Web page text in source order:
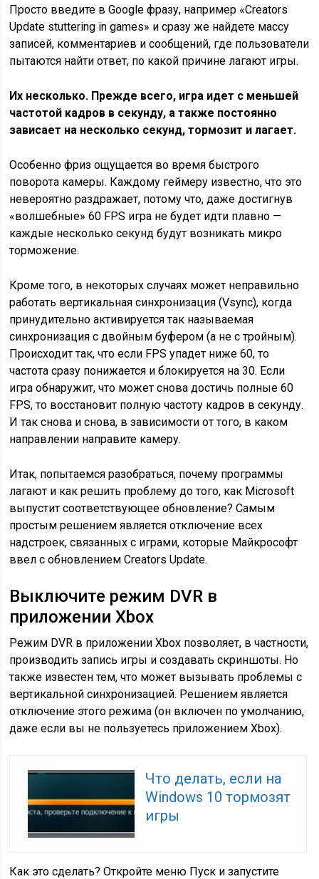
Просто введите в Google фразу, например «Creators
Update stuttering in games» и сразу же найдете массу
записей, комментариев и сообщений, где пользователи
пытаются найти ответ, по какой причине лагают игры.
Их несколько. Прежде всего, игра идет с меньшей
частотой кадров в секунду, а также постоянно
зависает на несколько секунд, тормозит и лагает.
Особенно фриз ощущается во время быстрого
поворота камеры. Каждому геймеру известно, что это
невероятно раздражает, потому что, даже достигнув
«волшебные» 60 FPS игра не будет идти плавно —
каждые несколько секунд будут возникать микро
торможение.
Кроме того, в некоторых случаях может неправильно
работать вертикальная синхронизация (Vsync), когда
принудительно активируется так называемая
синхронизация с двойным буфером (а не с тройным).
Происходит так, что если FPS упадет ниже 60, то
частота сразу понижается и блокируется на 30. Если
игра обнаружит, что может снова достичь полные 60
FPS, то восстановит полную частоту кадров в секунду.
И так снова и снова, в зависимости от того, в каком
направлении направите камеру.
Итак, попытаемся разобраться, почему программы
лагают и как решить проблему до того, как Microsoft
выпустит соответствующее обновление? Самым
простым решением является отключение всех
надстроек, связанных с играми, которые Майкрософт
ввел с обновлением Creators Update.
Выключите режим DVR в
приложении Xbox
Режим DVR в приложении Xbox позволяет, в частности,
производить запись игры и создавать скриншоты. Но
также известен тем, что может вызывать проблемы с
вертикальной синхронизацией. Решением является
отключение этого режима (он включен по умолчанию,
даже если вы не пользуетесь приложением Xbox).
Что делать, если на
Windows 10 тормозят
игры
Как это сделать? Откройте меню Пуск и запустите